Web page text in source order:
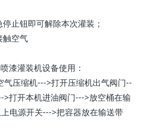
止钮即可解除本次灌装；
触空气
漆灌装机设备使用：
气压缩机--->打开压缩机出气阀门--
>打开本机进油阀门--->放空桶在输
电源开关--->把容器放在输送带